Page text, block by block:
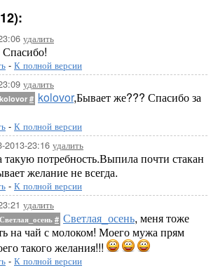
удалить
Спасибо!
- К полной версии
удалить
# kolovor,Бывает же??? Спасибо за
- К полной версии
2013-23:16 удалить
такую потребность.Выпила почти стакан
желание не всегда.
- К полной версии
удалить
# Светлая_осень, меня тоже
на чай с молоком! Моего мужа прям
такого желания!!!
- К полной версии